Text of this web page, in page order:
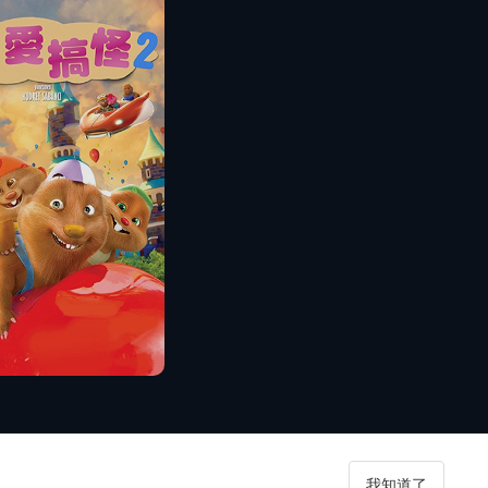
播放
我知道了